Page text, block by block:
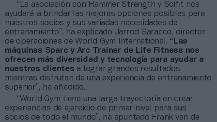
“La asociación con Hammer Strength y Scifit nos
ayudará a brindar las mejores opciones posibles para
nuestros socios y sus variadas necesidades de
entrenamiento”, ha explicado Jarrod Saracco, director
de operaciones de World Gym International. “Las
máquinas Sparc y Arc Trainer de Life Fitness nos
ofrecen más diversidad y tecnología para ayudar a
nuestros clientes a lograr grandes resultados
mientras disfrutan de una experiencia de entrenamiento
superior”, ha añadido.
“World Gym tiene una larga trayectoria en crear
experiencias de ejercicio de primer nivel para sus
socios de todo el mundo”, ha apuntado Frank van de